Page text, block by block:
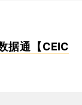
据通【CEIC